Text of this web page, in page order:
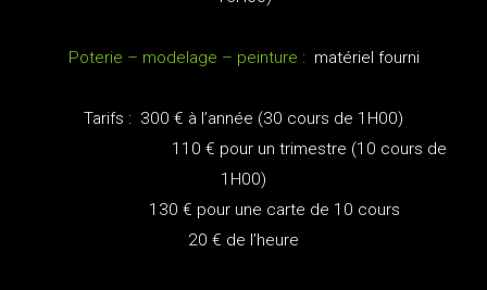
Poterie – modelage – peinture : matériel fourni
Tarifs : 300 € à l’année (30 cours de 1H00)
110 € pour un trimestre (10 cours de
1H00)
130 € pour une carte de 10 cours
20 € de l’heure